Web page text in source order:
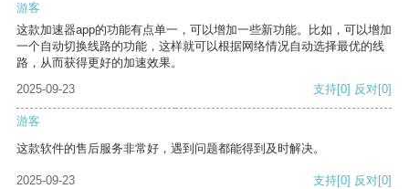
游客
这款加速器app的功能有点单一，可以增加一些新功能。比如，可以增加
一个自动切换线路的功能，这样就可以根据网络情况自动选择最优的线
路，从而获得更好的加速效果。
2025-09-23
支持[0] 反对[0]
游客
这款软件的售后服务非常好，遇到问题都能得到及时解决。
2025-09-23 支持[0] 反对[0]